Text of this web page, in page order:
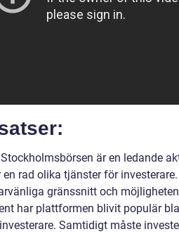
är en ledande
en rad olika tjänster för
gränssnitt och
har plattformen blivit populär
Samtidigt måste